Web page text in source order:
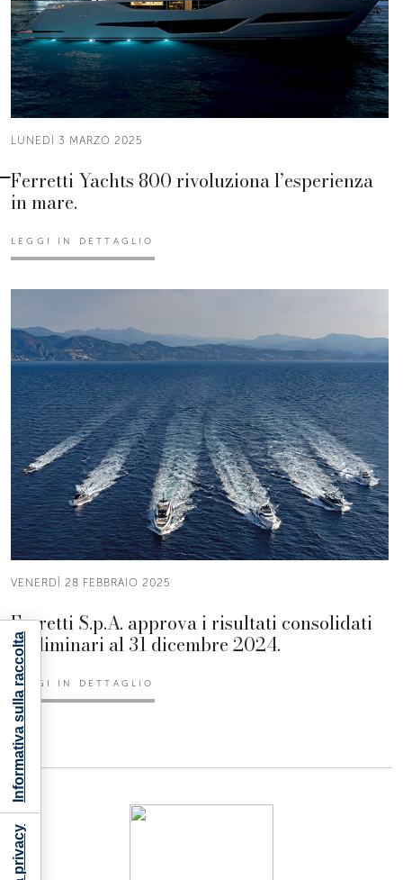
LUNEDÌ 3 MARZO 2025
Ferretti Yachts 800 rivoluziona l’esperienza
in mare.
LEGGI IN DETTAGLIO
VENERDÌ 28 FEBBRAIO 2025
Ferretti S.p.A. approva i risultati consolidati
preliminari al 31 dicembre 2024.
LEGGI IN DETTAGLIO
Informativa sulla raccolta